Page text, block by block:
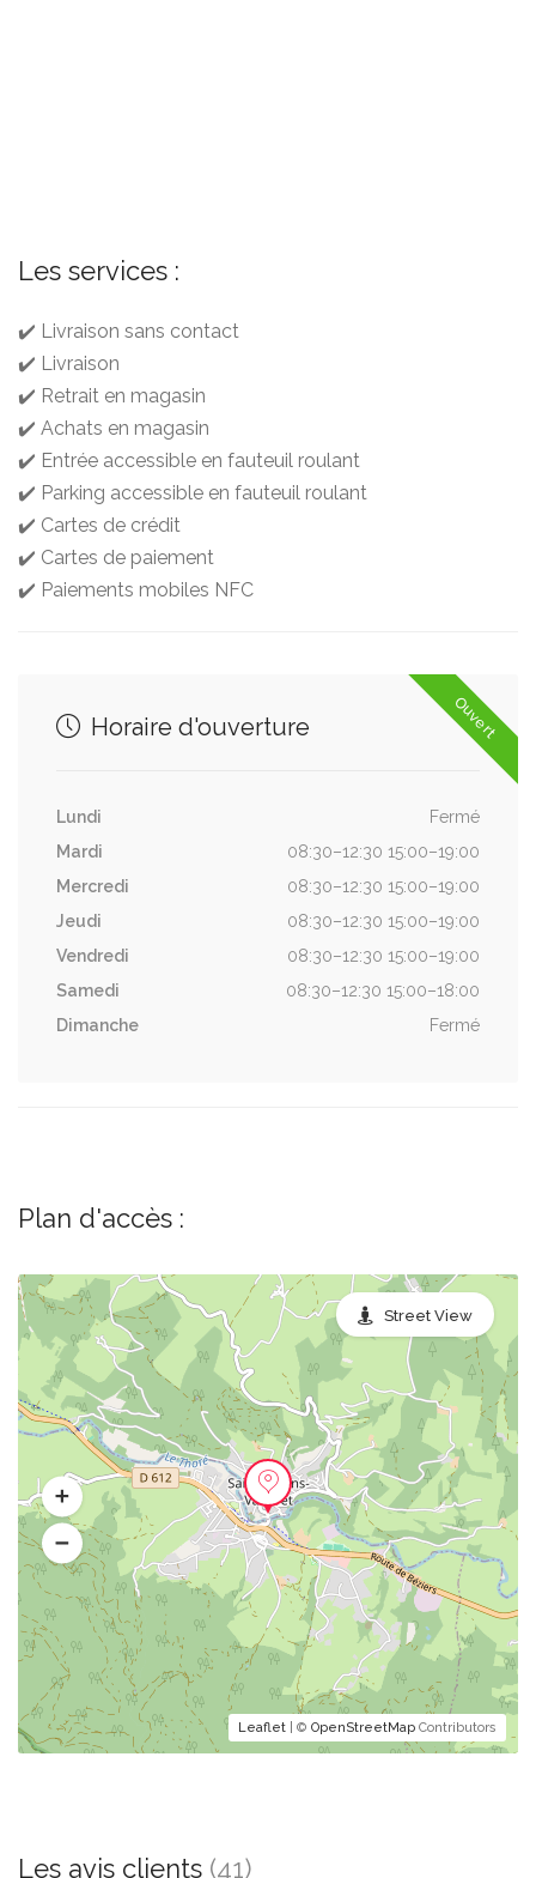
Les services :
✔️ Livraison sans contact
✔️ Livraison
✔️ Retrait en magasin
✔️ Achats en magasin
✔️ Entrée accessible en fauteuil roulant
✔️ Parking accessible en fauteuil roulant
✔️ Cartes de crédit
✔️ Cartes de paiement
✔️ Paiements mobiles NFC
Ouvert
Horaire d'ouverture
Lundi
Fermé
Mardi
08:30–12:30 15:00–19:00
Mercredi
08:30–12:30 15:00–19:00
Jeudi
08:30–12:30 15:00–19:00
Vendredi
08:30–12:30 15:00–19:00
Samedi
08:30–12:30 15:00–18:00
Dimanche
Fermé
Plan d'accès :
Leaflet | © OpenStreetMap Contributors
Street View
Les avis clients (41)